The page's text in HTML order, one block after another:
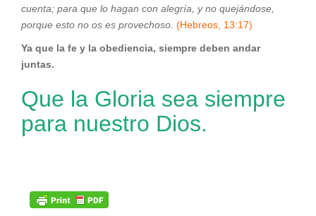
cuenta; para que lo hagan con alegría, y no quejándose,
porque esto no os es provechoso (Hebreos, 13:17)
Ya que la fe y la obediencia, siempre deben andar
juntas.
Que la Gloria sea siempre
para nuestro Dios.